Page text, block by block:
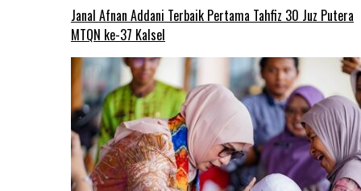
Janal Afnan Addani Terbaik Pertama Tahfiz 30 Juz Putera
MTQN ke-37 Kalsel